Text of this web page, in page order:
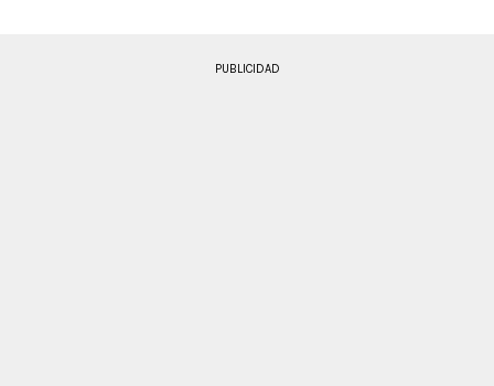
PUBLICIDAD